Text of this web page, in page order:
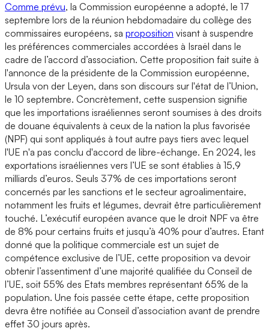
Comme prévu, la Commission européenne a adopté, le 17
septembre lors de la réunion hebdomadaire du collège des
commissaires européens, sa proposition visant à suspendre
les préférences commerciales accordées à Israël dans le
cadre de l’accord d’association. Cette proposition fait suite à
l'annonce de la présidente de la Commission européenne,
Ursula von der Leyen, dans son discours sur l'état de l’Union,
le 10 septembre. Concrètement, cette suspension signifie
que les importations israéliennes seront soumises à des droits
de douane équivalents à ceux de la nation la plus favorisée
(NPF) qui sont appliqués à tout autre pays tiers avec lequel
l'UE n'a pas conclu d'accord de libre-échange. En 2024, les
exportations israéliennes vers l’UE se sont établies à 15,9
milliards d’euros. Seuls 37% de ces importations seront
concernés par les sanctions et le secteur agroalimentaire,
notamment les fruits et légumes, devrait être particulièrement
touché. L’exécutif européen avance que le droit NPF va être
de 8% pour certains fruits et jusqu’à 40% pour d’autres. Etant
donné que la politique commerciale est un sujet de
compétence exclusive de l’UE, cette proposition va devoir
obtenir l’assentiment d’une majorité qualifiée du Conseil de
l’UE, soit 55% des Etats membres représentant 65% de la
population. Une fois passée cette étape, cette proposition
devra être notifiée au Conseil d’association avant de prendre
effet 30 jours après.